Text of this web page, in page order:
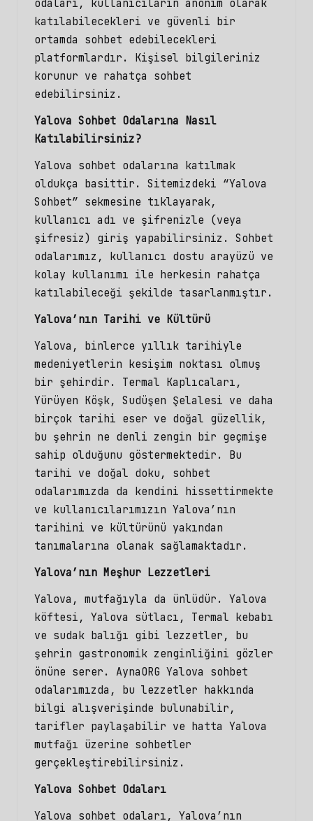
odaları, kullanıcıların anonim olarak
katılabilecekleri ve güvenli bir
ortamda sohbet edebilecekleri
platformlardır. Kişisel bilgileriniz
korunur ve rahatça sohbet
edebilirsiniz.
Yalova Sohbet Odalarına Nasıl
Katılabilirsiniz?
Yalova sohbet odalarına katılmak
oldukça basittir. Sitemizdeki “Yalova
Sohbet” sekmesine tıklayarak,
kullanıcı adı ve şifrenizle (veya
şifresiz) giriş yapabilirsiniz. Sohbet
odalarımız, kullanıcı dostu arayüzü ve
kolay kullanımı ile herkesin rahatça
katılabileceği şekilde tasarlanmıştır.
Yalova’nın Tarihi ve Kültürü
Yalova, binlerce yıllık tarihiyle
medeniyetlerin kesişim noktası olmuş
bir şehirdir. Termal Kaplıcaları,
Yürüyen Köşk, Sudüşen Şelalesi ve daha
birçok tarihi eser ve doğal güzellik,
bu şehrin ne denli zengin bir geçmişe
sahip olduğunu göstermektedir. Bu
tarihi ve doğal doku, sohbet
odalarımızda
da kendini hissettirmekte
ve kullanıcılarımızın Yalova’nın
tarihini ve kültürünü yakından
tanımalarına olanak sağlamaktadır.
Yalova’nın Meşhur Lezzetleri
Yalova, mutfağıyla da ünlüdür. Yalova
köftesi, Yalova sütlacı, Termal kebabı
ve sudak balığı gibi lezzetler, bu
şehrin gastronomik zenginliğini gözler
önüne serer. AynaORG Yalova sohbet
odalarımızda, bu lezzetler hakkında
bilgi alışverişinde bulunabilir,
tarifler paylaşabilir ve hatta Yalova
mutfağı üzerine sohbetler
gerçekleştirebilirsiniz.
Yalova Sohbet Odaları
Yalova sohbet odaları, Yalova’nın